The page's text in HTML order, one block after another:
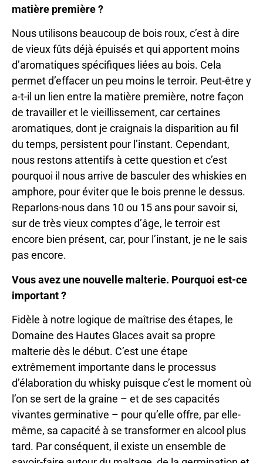
matière première ?
Nous utilisons beaucoup de bois roux, c’est à dire
de vieux fûts déjà épuisés et qui apportent moins
d’aromatiques spécifiques liées au bois. Cela
permet d’effacer un peu moins le terroir. Peut-être y
a-t-il un lien entre la matière première, notre façon
de travailler et le vieillissement, car certaines
aromatiques, dont je craignais la disparition au fil
du temps, persistent pour l’instant. Cependant,
nous restons attentifs à cette question et c’est
pourquoi il nous arrive de basculer des whiskies en
amphore, pour éviter que le bois prenne le dessus.
Reparlons-nous dans 10 ou 15 ans pour savoir si,
sur de très vieux comptes d’âge, le terroir est
encore bien présent, car, pour l’instant, je ne le sais
pas encore.
Vous avez une nouvelle malterie. Pourquoi est-ce
important ?
Fidèle à notre logique de maîtrise des étapes, le
Domaine des Hautes Glaces avait sa propre
malterie dès le début. C’est une étape
extrêmement importante dans le processus
d’élaboration du whisky puisque c’est le moment où
l’on se sert de la graine – et de ses capacités
vivantes germinative – pour qu’elle offre, par elle-
même, sa capacité à se transformer en alcool plus
tard. Par conséquent, il existe un ensemble de